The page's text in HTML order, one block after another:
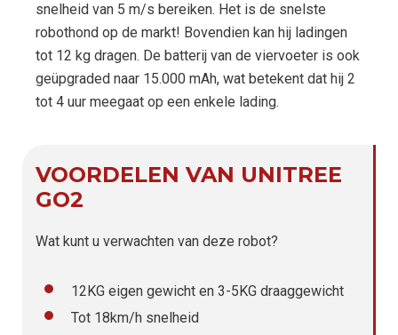
snelheid van 5 m/s bereiken. Het is de snelste
robothond op de markt! Bovendien kan hij ladingen
tot 12 kg dragen. De batterij van de viervoeter is ook
geüpgraded naar 15.000 mAh, wat betekent dat hij 2
tot 4 uur meegaat op een enkele lading.
VOORDELEN VAN UNITREE
GO2
Wat kunt u verwachten van deze robot?
12KG eigen gewicht en 3-5KG draaggewicht
Tot 18km/h snelheid